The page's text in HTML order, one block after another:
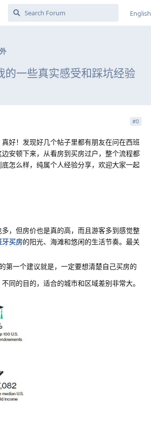
English
一些真实感受和踩坑经验
#0
好！发现好几个帖子里都有朋友在问在西班
安顿下来，从看房到买房过户，整个流程都
怎么样，纯属个人经验分享，欢迎大家一起
，但房价也是真的高，而且游客多到感觉整
牙买房的阳光、海滩和悠闲的生活节奏。最关
第一个建议就是，一定要想清楚自己买房的
同的目的，适合的城市和区域差别非常大。